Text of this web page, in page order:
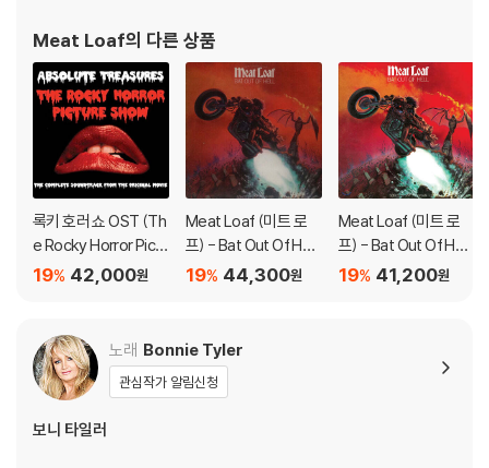
Meat Loaf의 다른 상품
록키 호러 쇼 OST (Th
e Rocky Horror Pictu
re Show Original Mo
42,000원
19%
Meat Loaf (미트 로
프) - Bat Out Of Hell
[코크 보틀 컬러 LP]
44,300원
19%
Meat Loaf (미트 로
프) - Bat Out Of Hell
[LP] 41,200원
19%
노래 Bonnie Tyler
관심작가 알림신청
보니 타일러